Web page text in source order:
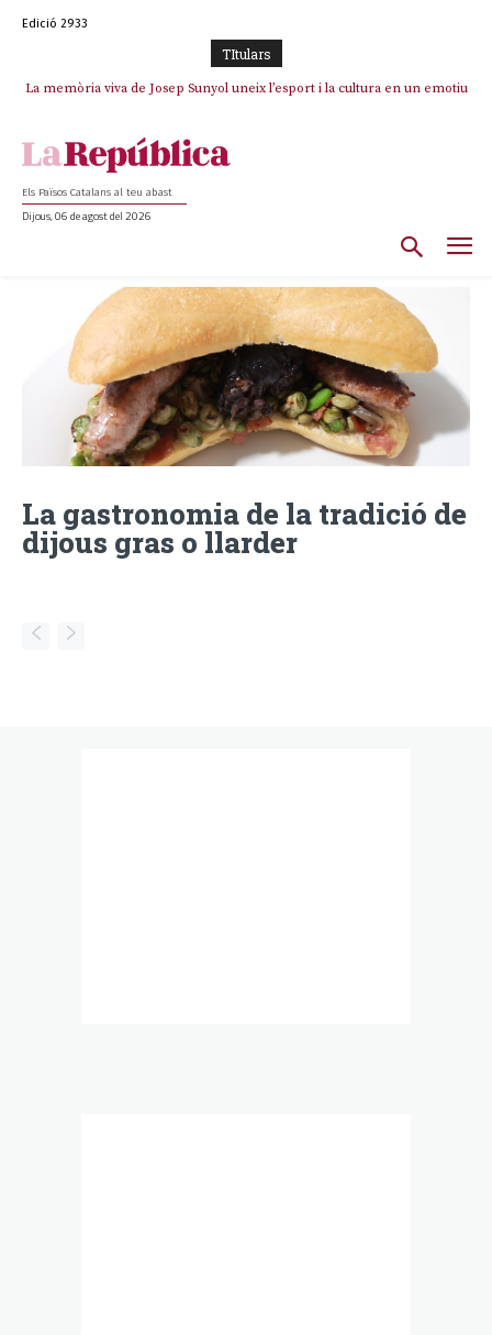
Edició 2933
TItulars
La memòria viva de Josep Sunyol uneix l’esport i la cultura en un emotiu
Els Països Catalans al teu abast
Dijous, 06 de agost del 2026
La gastronomia de la tradició de
dijous gras o llarder